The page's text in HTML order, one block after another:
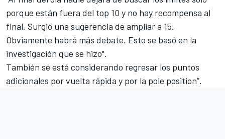
porque están fuera del top 10 y no hay recompensa al
final. Surgió una sugerencia de ampliar a 15.
Obviamente habrá más debate. Esto se basó en la
investigación que se hizo".
También se está considerando regresar los puntos
adicionales por vuelta rápida y por la pole position”.